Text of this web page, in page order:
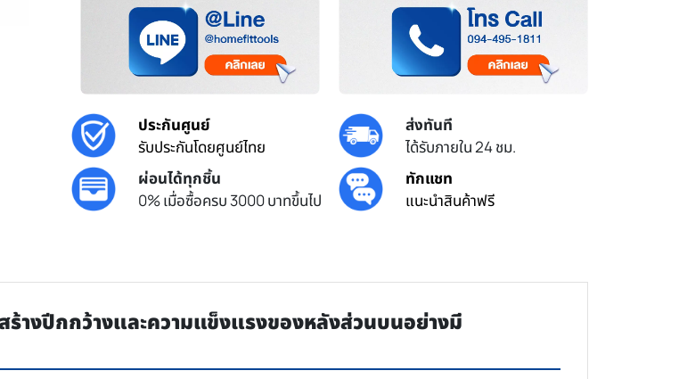
ประกันศูนย์
รับประกันโดยศูนย์ไทย
ส่งทันที
ได้รับภายใน 24 ชม.
ผ่อนได้ทุกชิ้น
0% เมื่อซื้อครบ 3000 บาทขึ้นไป
ทักแชท
แนะนำสินค้าฟรี
ร้างปีกกว้างและความแข็งแรงของหลังส่วนบนอย่างมี